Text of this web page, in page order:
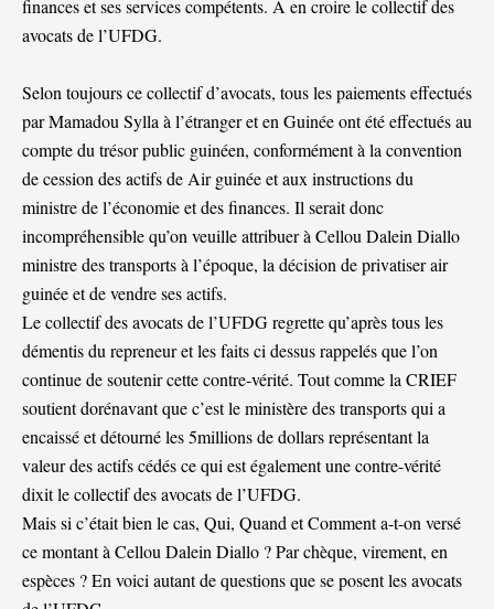
finances et ses services compétents. À en croire le collectif des
avocats de l’UFDG.
Selon toujours ce collectif d’avocats, tous les paiements effectués
par Mamadou Sylla à l’étranger et en Guinée ont été effectués au
compte du trésor public guinéen, conformément à la convention
de cession des actifs de Air guinée et aux instructions du
ministre de l’économie et des finances. Il serait donc
incompréhensible qu’on veuille attribuer à Cellou Dalein Diallo
ministre des transports à l’époque, la décision de privatiser air
guinée et de vendre ses actifs.
Le collectif des avocats de l’UFDG regrette qu’après tous les
démentis du repreneur et les faits ci dessus rappelés que l’on
continue de soutenir cette contre-vérité. Tout comme la CRIEF
soutient dorénavant que c’est le ministère des transports qui a
encaissé et détourné les 5millions de dollars représentant la
valeur des actifs cédés ce qui est également une contre-vérité
dixit le collectif des avocats de l’UFDG.
Mais si c’était bien le cas, Qui, Quand et Comment a-t-on versé
ce montant à Cellou Dalein Diallo ? Par chèque, virement, en
espèces ? En voici autant de questions que se posent les avocats